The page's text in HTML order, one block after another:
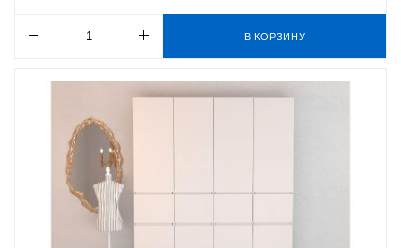
В КОРЗИНУ